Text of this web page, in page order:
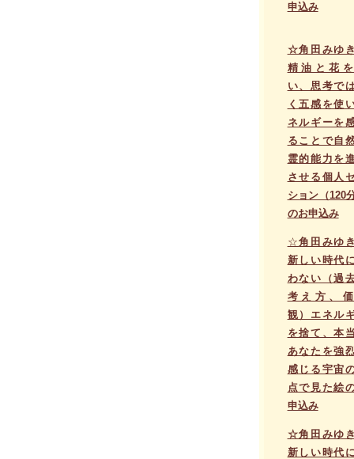
申込み
☆角田みゆ
精油と花
い、思考で
く五感を使
ネルギーを
ることで自
霊的能力を
させる個人
ション（120
のお申込み
☆角田みゆ
新しい時代
わない（過
考え方、
観）エネル
を捨て、本
あなたを強
感じる宇宙
点で見た絵
申込み
☆角田みゆ
新しい時代